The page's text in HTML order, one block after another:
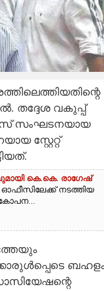
തദ്ദേശ വകുപ്പ്
സംഘടനയായ
സ്റ്റേറ്റ്
കെ.കെ. രാഗേഷ്
നടത്തിയ